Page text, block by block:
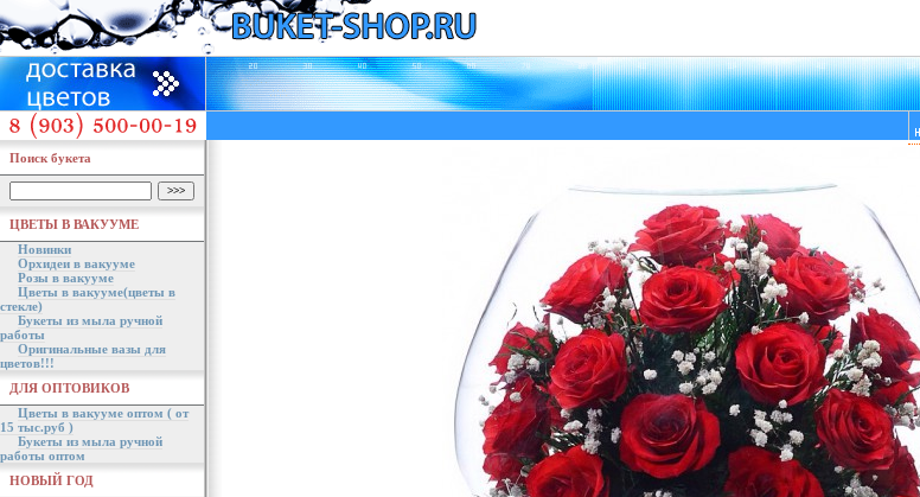
Поиск букета
ЦВЕТЫ В ВАКУУМЕ
Новинки
Орхидеи в вакууме
Розы в вакууме
Цветы в вакууме(цветы в
стекле)
Букеты из мыла ручной
работы
Оригинальные вазы для
цветов!!!
ДЛЯ ОПТОВИКОВ
Цветы в вакууме оптом ( от
15 тыс.руб )
Букеты из мыла ручной
работы оптом
НОВЫЙ ГОД